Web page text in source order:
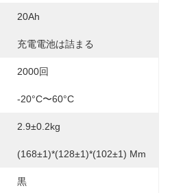
20Ah
充電電池は詰まる
2000回
-20°C〜60°C
2.9±0.2kg
(168±1)*(128±1)*(102±1) Mm
黒